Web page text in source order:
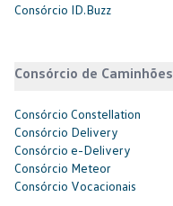
Consórcio ID.Buzz
Consórcio de Caminhões
Consórcio Constellation
Consórcio Delivery
Consórcio e-Delivery
Consórcio Meteor
Consórcio Vocacionais